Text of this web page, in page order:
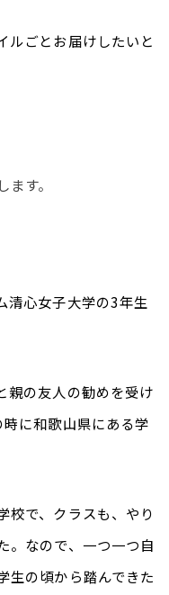
ルごとお届けしたいと
す。
清心女子大学の3年生
親の友人の勧めを受け
に和歌山県にある学
校で、クラスも、やり
。なので、一つ一つ自
生の頃から踏んできた